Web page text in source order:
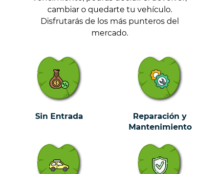
cambiar o quedarte tu vehículo.
Disfrutarás de los más punteros del
mercado.
Sin Entrada
Reparación y
Mantenimiento